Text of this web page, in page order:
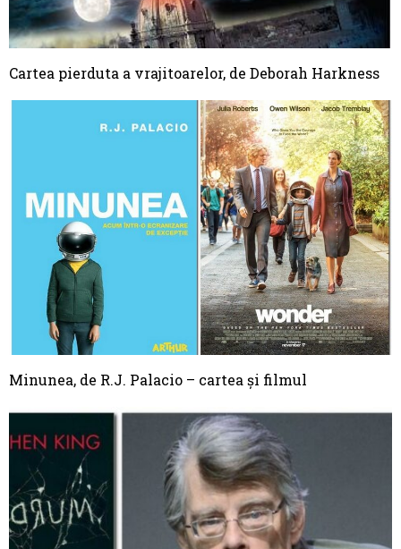
Cartea pierduta a vrajitoarelor, de Deborah Harkness
Minunea, de R.J. Palacio – cartea și filmul